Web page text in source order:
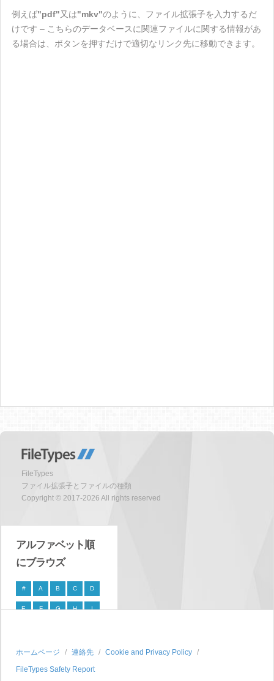
例えば"pdf"又は"mkv"のように、ファイル拡張子を入力するだ
けです – こちらのデータベースに関連ファイルに関する情報があ
る場合は、ボタンを押すだけで適切なリンク先に移動できます。
FileTypes
ファイル拡張子とファイルの種類
Copyright © 2017-2026 All rights reserved
アルファベット順
にブラウズ
# A B C D
E F G H I
P Q R S
T U V W X
ホームページ 連絡先
Cookie and Privacy Policy
FileTypes Safety Report